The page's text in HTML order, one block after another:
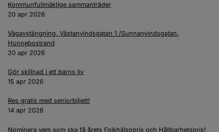
Kommunfullmäktige sammanträder
20 apr 2026
Vägavstängning, Västanvindsgatan 1 /Sunnanvindsgatan,
Hunnebostrand
20 apr 2026
Gör skillnad i ett barns liv
15 apr 2026
Res gratis med seniorbiljett!
14 apr 2026
Nominera vem som ska få årets Folkhälsopris och Hållbarhetspris!